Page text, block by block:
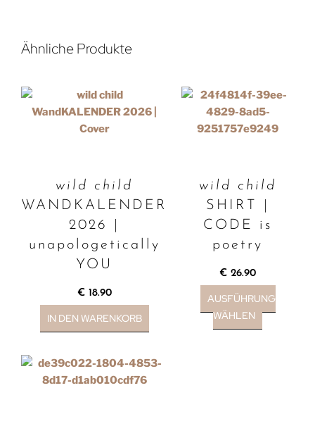
Ähnliche Produkte
wild child
WANDKALENDER
2026 |
unapologetically
YOU
€18.90
IN DEN WARENKORB
wild child
SHIRT |
CODE is
poetry
€ 26.90
AUSFÜHRUNG
WÄHLEN